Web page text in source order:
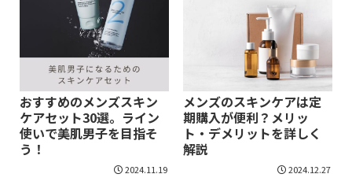
おすすめのメンズスキン
ケアセット30選。ライン
使いで美肌男子を目指そ
う！
2024.11.19
メンズのスキンケアは定
期購入が便利？メリッ
ト・デメリットを詳しく
解説
2024.12.27